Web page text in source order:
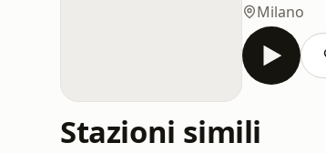
Milano
Stazioni simili